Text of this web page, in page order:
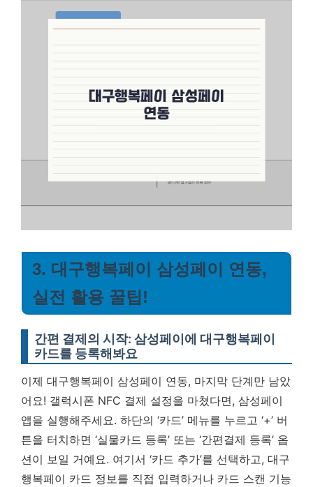
3. 대구행복페이 삼성페이 연동,
실전 활용 꿀팁!
간편 결제의 시작: 삼성페이에 대구행복페이
카드를 등록해봐요
이제 대구행복페이 삼성페이 연동, 마지막 단계만 남았
어요! 갤럭시폰 NFC 결제 설정을 마쳤다면, 삼성페이
앱을 실행해주세요. 하단의 ‘카드’ 메뉴를 누르고 ‘+’ 버
튼을 터치하면 ‘실물카드 등록’ 또는 ‘간편결제 등록’ 옵
션이 보일 거예요. 여기서 ‘카드 추가’를 선택하고, 대구
행복페이 카드 정보를 직접 입력하거나 카드 스캔 기능